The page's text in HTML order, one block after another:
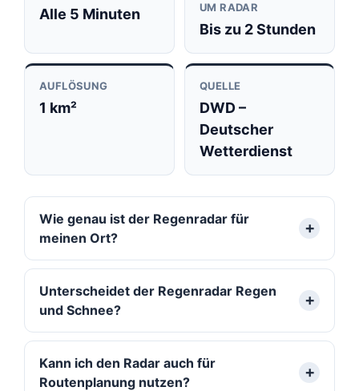
Alle 5 Minuten
UM RADAR
Bis zu 2 Stunden
AUFLÖSUNG
1 km²
QUELLE
DWD –
Deutscher
Wetterdienst
Wie genau ist der Regenradar für
meinen Ort?
Unterscheidet der Regenradar Regen
und Schnee?
Kann ich den Radar auch für
Routenplanung nutzen?